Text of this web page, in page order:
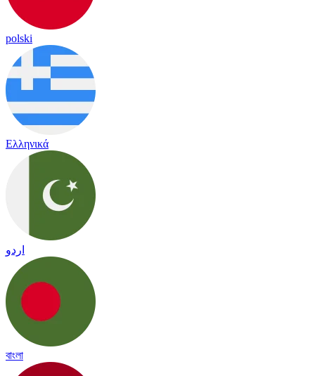
polski
Ελληνικά
اردو
বাংলা